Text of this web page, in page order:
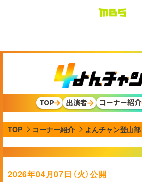
ドラマ
スポーツ
動画イズム
天気・防災
映画
グッズ
TOP 出演者 コーナー紹介
TOP コーナー紹介 よんチャン登山部
2026年04月07日（火）公開